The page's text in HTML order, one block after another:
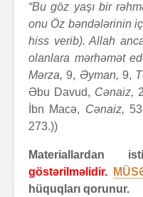
“Bu göz yaşı bir
onu Öz bəndələrinin
hiss verib). Allah
olanlara mərhəmət
Mərza, 9, Əyman, 9,
Əbu Davud, Cənaiz,
İbn Macə, Cənaiz,
273.))
Materiallardan
göstərilməlidir.
hüquqları qorunur.